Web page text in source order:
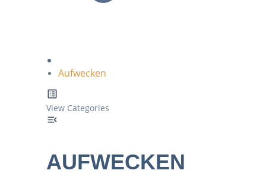
Aufwecken
View Categories
AUFWECKEN